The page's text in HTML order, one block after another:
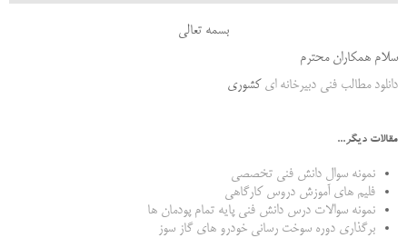
بسمه تعالی
سلام همکاران محترم
دانلود مطالب فنی دبیرخانه ای کشوری
مقالات دیگر...
نمونه سوال دانش فنی تخصصی
فلیم های آموزش دروس کارگاهی
نمونه سوالات درس دانش فنی پایه تمام پودمان ها
برگذاری دوره سوخت رسانی خودرو های گاز سوز